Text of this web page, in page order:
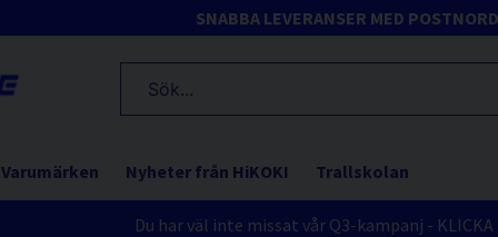
SNABBA LEVERANSER MED POSTNORD
Varumärken Nyheter från HiKOKI Trallskolan
Du har väl inte missat vår Q3-kampanj - KLICKA